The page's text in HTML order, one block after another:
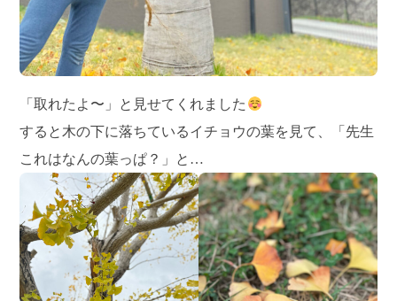
「取れたよ〜」と見せてくれました
すると木の下に落ちているイチョウの葉を見て、「先生
これはなんの葉っぱ？」と…